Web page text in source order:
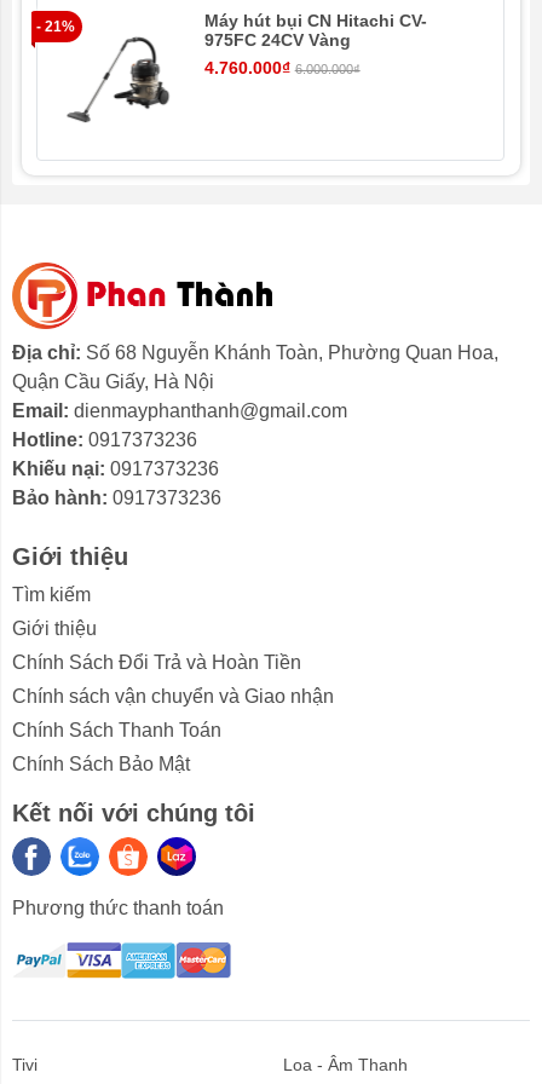
Sản phẩm có thể loại bỏ 99,99% vi khuẩn từ áo quần
khi ủi, đảm bảo an toàn cho người dùng khi mặc vào.
Ngoài ra, sợi vải mềm mại nhờ tính năng hơi nước sẽ
giúp bạn và các thành viên trong nhà cảm thấy thoải
mái hơn mặc những quần áo vừa ủi xong.
- 21%
Máy hút bụi CN Hitachi CV-
975FC 24CV Vàng
4.760.000₫ 6.000.000₫
Địa chỉ: Số 68 Nguyễn Khánh Toàn, Phường Quan Hoa,
Quận Cầu Giấy, Hà Nội
Email: dienmayphanthanh@gmail.com
Hotline: 0917373236
Khiếu nại: 0917373236
Bảo hành: 0917373236
Giới thiệu
Tìm kiếm
Giới thiệu
Chính Sách Đổi Trả và Hoàn Tiền
Chính sách vận chuyển và Giao nhận
Chính Sách Thanh Toán
Chính Sách Bảo Mật
Kết nối với chúng tôi
Phương thức thanh toán
Tivi Loa - Âm Thanh